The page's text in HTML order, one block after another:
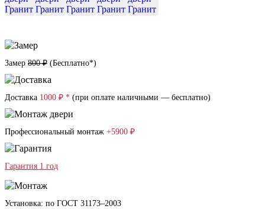
Замер 800 ₽ (Бесплатно*)
Доставка 1000 ₽ * (при оплате наличными — бесплатно)
Профессиональный монтаж +5900 ₽
Гарантия 1 год
Установка: по ГОСТ 31173–2003